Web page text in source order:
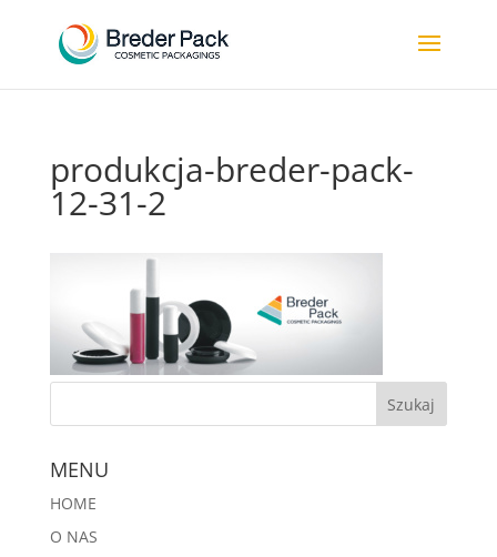
produkcja-breder-pack-
12-31-2
MENU
HOME
O NAS